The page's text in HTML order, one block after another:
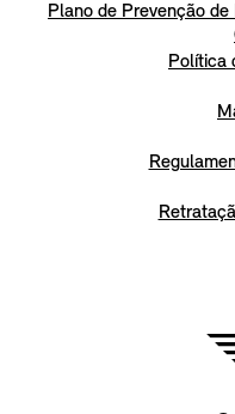
Plano de Prevenção
Política